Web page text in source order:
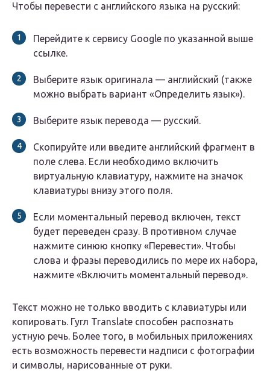
Чтобы перевести с английского языка на русский:
Перейдите к сервису Google по указанной выше
ссылке.
Выберите язык оригинала — английский (также
можно выбрать вариант «Определить язык»).
Выберите язык перевода — русский.
Скопируйте или введите английский фрагмент в
поле слева. Если необходимо включить
виртуальную клавиатуру, нажмите на значок
клавиатуры внизу этого поля.
Если моментальный перевод включен, текст
будет переведен сразу. В противном случае
нажмите синюю кнопку «Перевести». Чтобы
слова и фразы переводились по мере их набора,
нажмите «Включить моментальный перевод».
Текст можно не только вводить с клавиатуры или
копировать. Гугл Translate способен распознать
устную речь. Более того, в мобильных приложениях
есть возможность перевести надписи с фотографии
и символы, нарисованные от руки.